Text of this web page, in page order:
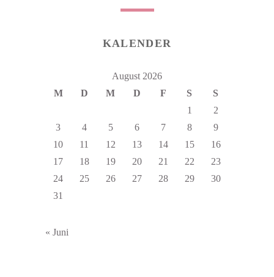
KALENDER
August 2026
M
D M D F S
S
1
2
3
4 5 6 7 8
9
10
11 12 13 14 15
16
17
18 19 20 21 22
23
24
25 26 27 28 29
30
31
« Juni